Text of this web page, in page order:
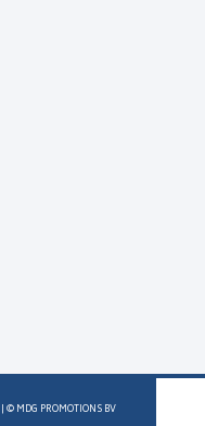
| © MDG PROMOTIONS BV